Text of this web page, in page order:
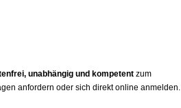
unabhängig und kompetent zum
anfordern oder sich direkt online anmelden.